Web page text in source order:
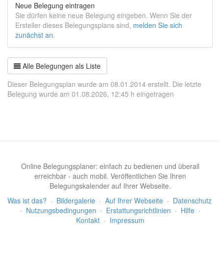
Neue Belegung eintragen
Sie dürfen keine neue Belegung eingeben. Wenn Sie der
Ersteller dieses Belegungsplans sind, melden Sie sich
zunächst an.
Alle Belegungen als Liste
Dieser Belegungsplan wurde am 08.01.2014 erstellt. Die letzte
Belegung wurde am 01.08.2026, 12:45 h eingetragen
Online Belegungsplaner: einfach zu bedienen und überall
erreichbar - auch mobil. Veröffentlichen Sie Ihren
Belegungskalender auf Ihrer Webseite.
Was ist das? · Bildergalerie · Auf Ihrer Webseite · Datenschutz
· Nutzungsbedingungen · Erstattungsrichtlinien · Hilfe ·
Kontakt · Impressum